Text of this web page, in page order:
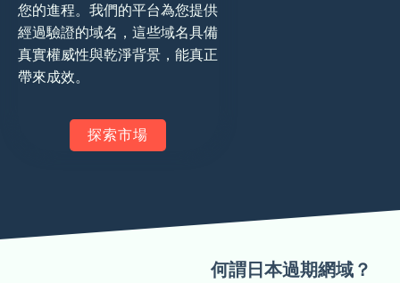
您的進程。我們的平台為您提供
經過驗證的域名，這些域名具備
真實權威性與乾淨背景，能真正
帶來成效。
探索市場
何謂日本過期網域？